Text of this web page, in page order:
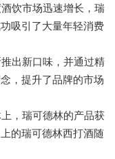
饮市场迅速增长，瑞
吸引了大量年轻消费
出新口味，并通过精
，提升了品牌的市场
，瑞可德林的产品获
的瑞可德林西打酒随